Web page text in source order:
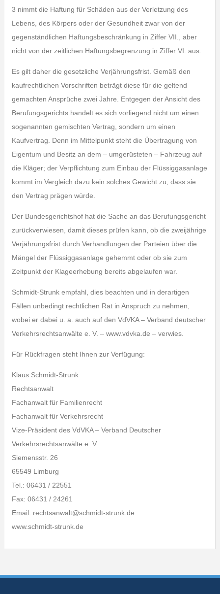
3 nimmt die Haftung für Schäden aus der Verletzung des
Lebens, des Körpers oder der Gesundheit zwar von der
gegenständlichen Haftungsbeschränkung in Ziffer VII., aber
nicht von der zeitlichen Haftungsbegrenzung in Ziffer VI. aus.
Es gilt daher die gesetzliche Verjährungsfrist. Gemäß den
kaufrechtlichen Vorschriften beträgt diese für die geltend
gemachten Ansprüche zwei Jahre. Entgegen der Ansicht des
Berufungsgerichts handelt es sich vorliegend nicht um einen
sogenannten gemischten Vertrag, sondern um einen
Kaufvertrag. Denn im Mittelpunkt steht die Übertragung von
Eigentum und Besitz an dem – umgerüsteten – Fahrzeug auf
die Kläger; der Verpflichtung zum Einbau der Flüssiggasanlage
kommt im Vergleich dazu kein solches Gewicht zu, dass sie
den Vertrag prägen würde.
Der Bundesgerichtshof hat die Sache an das Berufungsgericht
zurückverwiesen, damit dieses prüfen kann, ob die zweijährige
Verjährungsfrist durch Verhandlungen der Parteien über die
Mängel der Flüssiggasanlage gehemmt oder ob sie zum
Zeitpunkt der Klageerhebung bereits abgelaufen war.
Schmidt-Strunk empfahl, dies beachten und in derartigen
Fällen unbedingt rechtlichen Rat in Anspruch zu nehmen,
wobei er dabei u. a. auch auf den VdVKA – Verband deutscher
Verkehrsrechtsanwälte e. V. – www.vdvka.de – verwies.
Für Rückfragen steht Ihnen zur Verfügung:
Klaus Schmidt-Strunk
Rechtsanwalt
Fachanwalt für Familienrecht
Fachanwalt für Verkehrsrecht
Vize-Präsident des VdVKA – Verband Deutscher
Verkehrsrechtsanwälte e. V.
Siemensstr. 26
65549 Limburg
Tel.: 06431 / 22551
Fax: 06431 / 24261
Email: rechtsanwalt@schmidt-strunk.de
www.schmidt-strunk.de